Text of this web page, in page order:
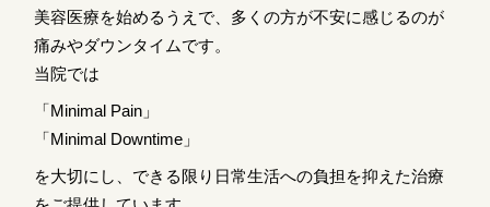
美容医療を始めるうえで、多くの方が不安に感じるのが
痛みやダウンタイムです。
当院では
「Minimal Pain」
「Minimal Downtime」
を大切にし、できる限り日常生活への負担を抑えた治療